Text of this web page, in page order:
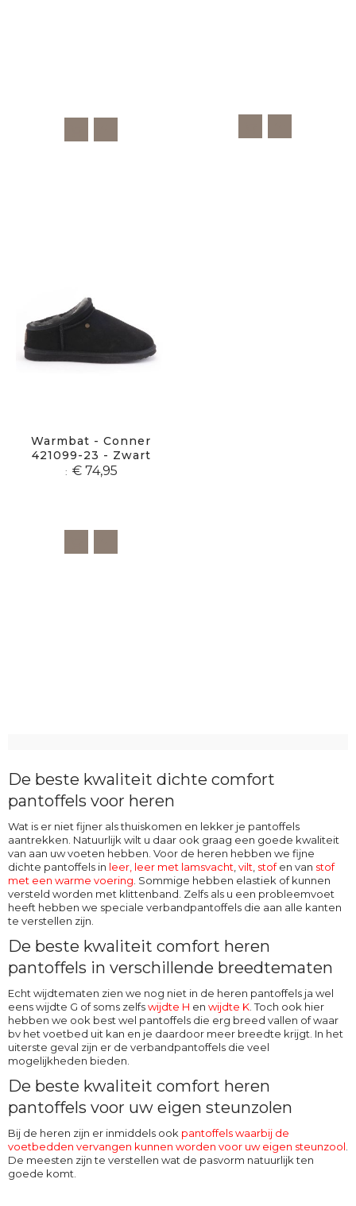
Warmbat - Conner
421099-23 - Zwart
€ 74,95
De beste kwaliteit dichte comfort
pantoffels voor heren
Wat is er niet fijner als thuiskomen en lekker je pantoffels
aantrekken. Natuurlijk wilt u daar ook graag een goede kwaliteit
van aan uw voeten hebben. Voor de heren hebben we fijne
dichte pantoffels in leer, leer met lamsvacht,vilt, stofen van stof
met een warme voering. Sommige hebben elastiek of kunnen
versteld worden met klittenband. Zelfs als u een probleemvoet
heeft hebben we speciale verbandpantoffels die aan alle kanten
te verstellen zijn.
De beste kwaliteit comfort heren
pantoffels in verschillende breedtematen
Echt wijdtematen zien we nog niet in de heren pantoffels ja wel
eens wijdte G of soms zelfswijdte H en wijdte K. Toch ook hier
hebben we ook best wel pantoffels die erg breed vallen of waar
bv het voetbed uit kan en je daardoor meer breedte krijgt. In het
uiterste geval zijn er de verbandpantoffels die veel
mogelijkheden bieden.
De beste kwaliteit comfort heren
pantoffels voor uw eigen steunzolen
Bij de heren zijn er inmiddels ook pantoffels waarbij de
voetbedden vervangen kunnen worden voor uw eigen steunzool.
De meesten zijn te verstellen wat de pasvorm natuurlijk ten
goede komt.